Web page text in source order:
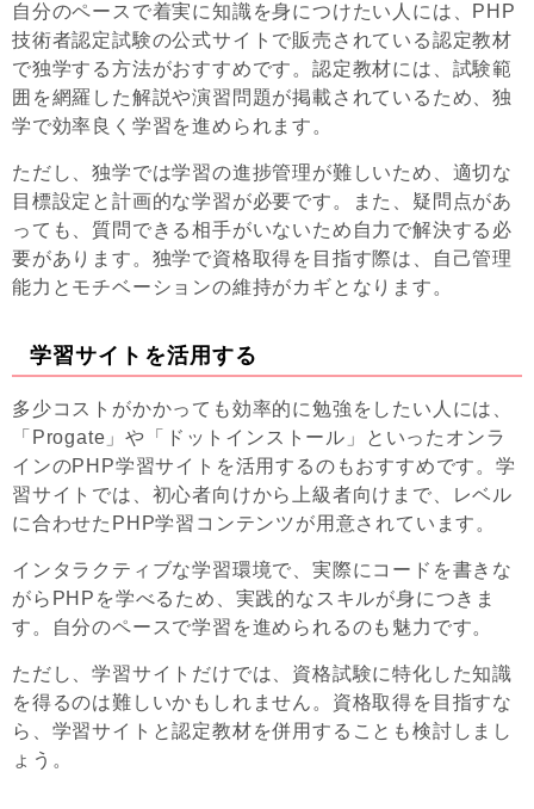
自分のペースで着実に知識を身につけたい人には、PHP
技術者認定試験の公式サイトで販売されている認定教材
で独学する方法がおすすめです。認定教材には、試験範
囲を網羅した解説や演習問題が掲載されているため、独
学で効率良く学習を進められます。
ただし、独学では学習の進捗管理が難しいため、適切な
目標設定と計画的な学習が必要です。また、疑問点があ
っても、質問できる相手がいないため自力で解決する必
要があります。独学で資格取得を目指す際は、自己管理
能力とモチベーションの維持がカギとなります。
学習サイトを活用する
多少コストがかかっても効率的に勉強をしたい人には、
「Progate」や「ドットインストール」といったオンラ
インのPHP学習サイトを活用するのもおすすめです。学
習サイトでは、初心者向けから上級者向けまで、レベル
に合わせたPHP学習コンテンツが用意されています。
インタラクティブな学習環境で、実際にコードを書きな
がらPHPを学べるため、実践的なスキルが身につきま
す。自分のペースで学習を進められるのも魅力です。
ただし、学習サイトだけでは、資格試験に特化した知識
を得るのは難しいかもしれません。資格取得を目指すな
ら、学習サイトと認定教材を併用することも検討しまし
ょう。